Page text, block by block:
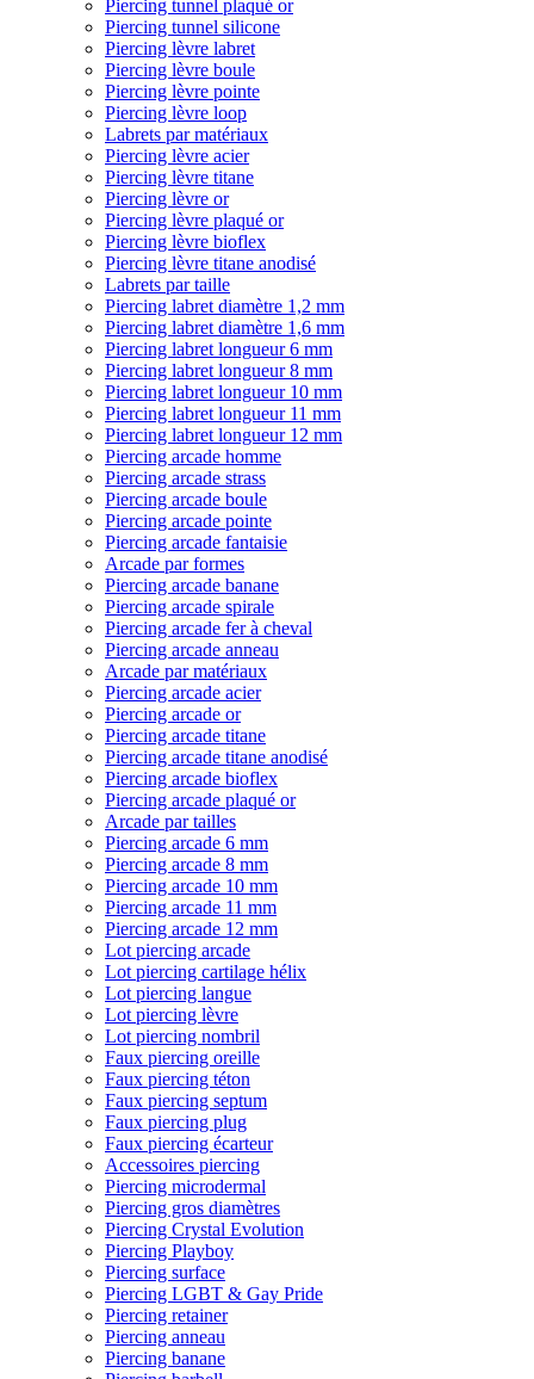
Piercing tunnel plaqué or
Piercing tunnel silicone
Piercing lèvre labret
Piercing lèvre boule
Piercing lèvre pointe
Piercing lèvre loop
Labrets par matériaux
Piercing lèvre acier
Piercing lèvre titane
Piercing lèvre or
Piercing lèvre plaqué or
Piercing lèvre bioflex
Piercing lèvre titane anodisé
Labrets par taille
Piercing labret diamètre 1,2 mm
Piercing labret diamètre 1,6 mm
Piercing labret longueur 6 mm
Piercing labret longueur 8 mm
Piercing labret longueur 10 mm
Piercing labret longueur 11 mm
Piercing labret longueur 12 mm
Piercing arcade homme
Piercing arcade strass
Piercing arcade boule
Piercing arcade pointe
Piercing arcade fantaisie
Arcade par formes
Piercing arcade banane
Piercing arcade spirale
Piercing arcade fer à cheval
Piercing arcade anneau
Arcade par matériaux
Piercing arcade acier
Piercing arcade or
Piercing arcade titane
Piercing arcade titane anodisé
Piercing arcade bioflex
Piercing arcade plaqué or
Arcade par tailles
Piercing arcade 6 mm
Piercing arcade 8 mm
Piercing arcade 10 mm
Piercing arcade 11 mm
Piercing arcade 12 mm
Lot piercing arcade
Lot piercing cartilage hélix
Lot piercing langue
Lot piercing lèvre
Lot piercing nombril
Faux piercing oreille
Faux piercing téton
Faux piercing septum
Faux piercing plug
Faux piercing écarteur
Accessoires piercing
Piercing microdermal
Piercing gros diamètres
Piercing Crystal Evolution
Piercing Playboy
Piercing surface
Piercing LGBT & Gay Pride
Piercing retainer
Piercing anneau
Piercing banane